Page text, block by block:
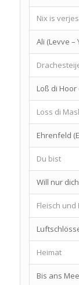
Nix is
Ali (Levve –
Loß di
Loss di
Ehrenfeld
Du bist
Will nur dich
Fleisch und
Heimat
Bis ans